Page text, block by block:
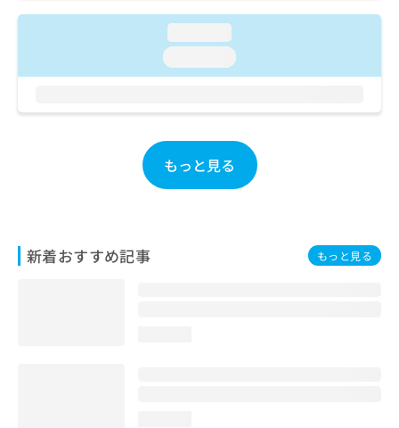
もっと見る
新着おすすめ記事 もっと見る
お
は